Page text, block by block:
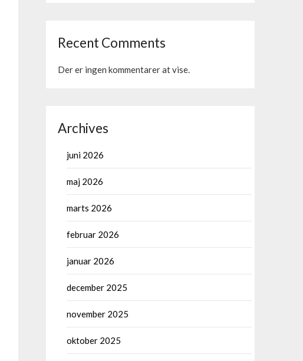
Recent Comments
Der er ingen kommentarer at vise.
Archives
juni 2026
maj 2026
marts 2026
februar 2026
januar 2026
december 2025
november 2025
oktober 2025